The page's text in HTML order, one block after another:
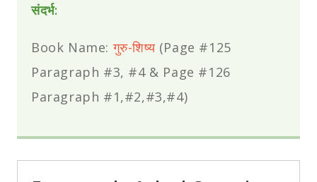
संदर्भ:
Book Name:गुरु-शिष्य(Page #125
Paragraph #3, #4 & Page #126
Paragraph #1,#2,#3,#4)